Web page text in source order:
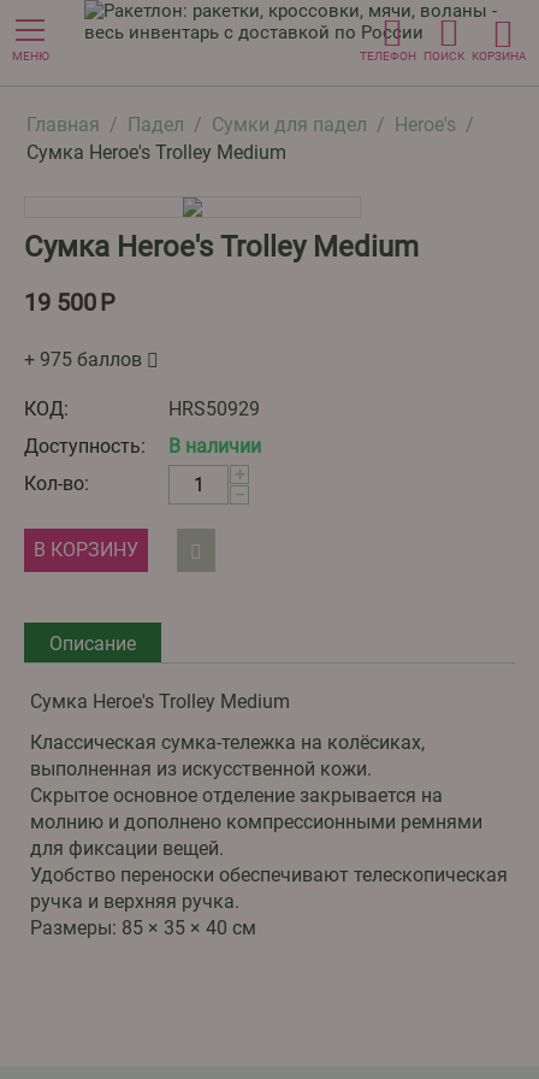
МЕНЮ ТЕЛЕФОН ПОИСК КОРЗИНА
Главная / Падел / Сумки для падел / Heroe's /
Сумка Heroe's Trolley Medium
Сумка Heroe's Trolley Medium
19 500Р
+ 975 баллов
КОД:
HRS50929
Доступность:
В наличии
Кол-во:
+
−
В КОРЗИНУ
Описание
Сумка Heroe's Trolley Medium
Классическая сумка-тележка на колёсиках,
выполненная из искусственной кожи.
Скрытое основное отделение закрывается на
молнию и дополнено компрессионными ремнями
для фиксации вещей.
Удобство переноски обеспечивают телескопическая
ручка и верхняя ручка.
Размеры: 85 × 35 × 40 см